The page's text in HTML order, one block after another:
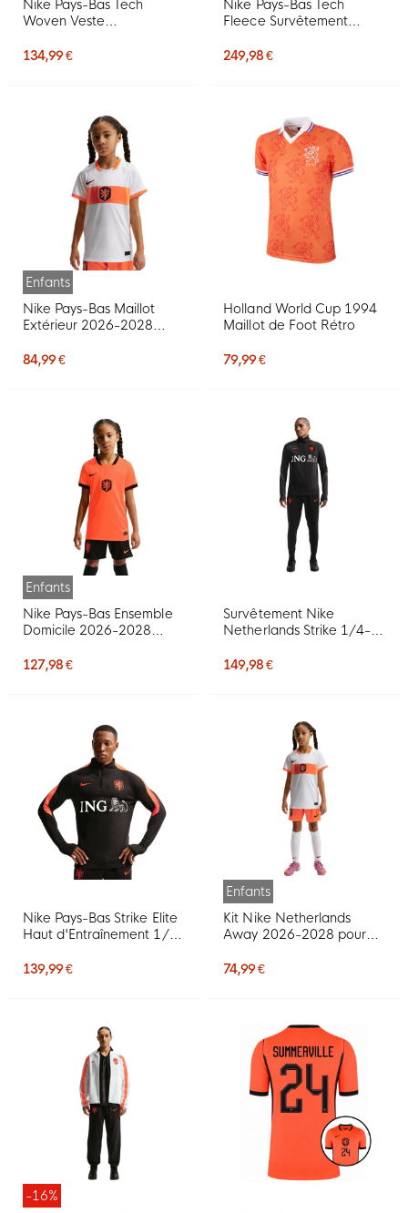
Nike Pays-Bas Tech
Woven Veste
2028 Noir Orange
134,99 €
Nike Pays-Bas Tech
Fleece Survêtement
Orange Vif
249,98 €
Enfants
Nike Pays-Bas Maillot
Extérieur 2026-2028
84,99 €
Holland World Cup 1994
Maillot de Foot Rétro
79,99 €
Enfants
Nike Pays-Bas Ensemble
Domicile 2026-2028
127,98 €
Survêtement Nike
Netherlands Strike 1/4-
orange
149,98 €
Nike Pays-Bas Strike Elite
Haut d'Entraînement 1/4-
Orange
139,99 €
Enfants
Kit Nike Netherlands
Away 2026-2028 pour
74,99 €
-16%